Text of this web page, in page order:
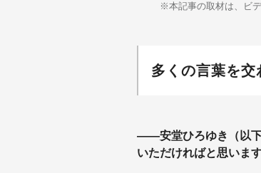
※本記事の取材は、ビ
多くの言葉を交
——安堂ひろゆき（以下
いただければと思います